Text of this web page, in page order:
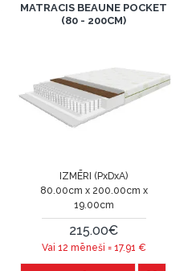
MATRACIS BEAUNE POCKET
(80 - 200CM)
IZMĒRI (PxDxA)
80.00cm x 200.00cm x
19.00cm
215.00€
Vai 12 mēneši = 17.91 €